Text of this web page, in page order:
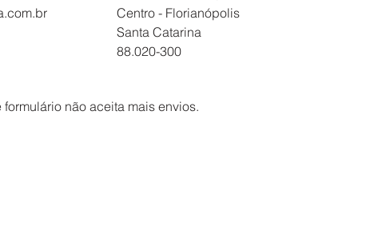
Centro - Florianópolis
Santa Catarina
88.020-300
formulário não aceita mais envios.